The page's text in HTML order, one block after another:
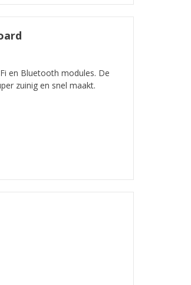
en Bluetooth modules. De
zuinig en snel maakt.